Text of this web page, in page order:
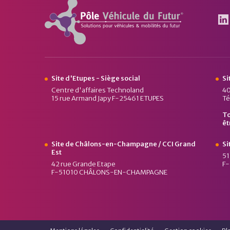
Site d'Etupes - Siège social
Centre d'affaires Technoland
15 rue Armand Japy F-25461 ETUPES
Site de Châlons-en-Champagne / CCI Grand
Est
42 rue Grande Etape
F-51010 CHÂLONS-EN-CHAMPAGNE